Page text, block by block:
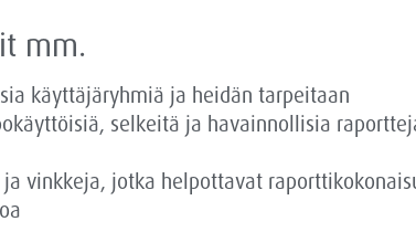
mm.
käyttäjäryhmiä ja heidän tarpeitaan
selkeitä ja havainnollisia
vinkkeja, jotka helpottavat